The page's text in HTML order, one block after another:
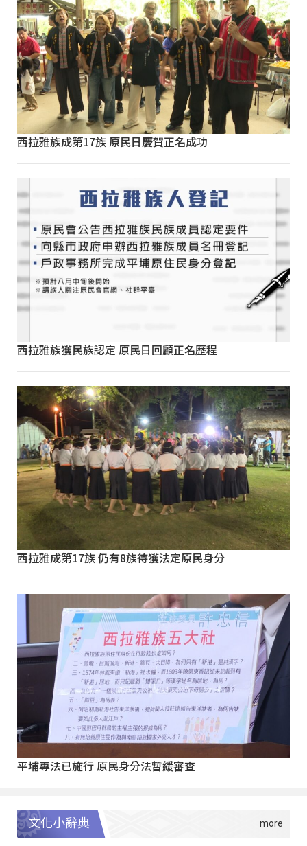
西拉雅族成第17族 原民日慶賀正名成功
西拉雅族獲民族認定 原民日回顧正名歷程
西拉雅成第17族 仍有8族待獲法定原民身分
平埔專法已施行 原民身分法暫緩審查
文化小辭典